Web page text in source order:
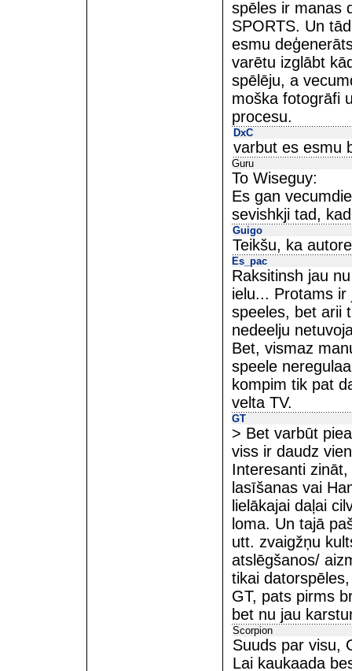
spēles ir manas
SPORTS. Un
esmu
varētu izglābt
spēlēju, a
moška fotogrāfi
procesu.
DxC
varbut es esmu
Guru
To Wiseguy:
Es gan
sevishkji tad,
Guigo
Teikšu, ka
Es_pac
Raksitinsh jau
ielu... Protams ir
speeles, bet arii
nedeelju
Bet, vismaz
speele
kompim tik pat
velta TV.
GT
> Bet varbūt
viss ir daudz
Interesanti
lasīšanas vai
lielākajai daļai
loma. Un tajā
utt. zvaigžņu
atslēgšanos/
tikai
GT, pats pirms
bet nu jau
Scorpion
Suuds par visu,
Lai kaukaada